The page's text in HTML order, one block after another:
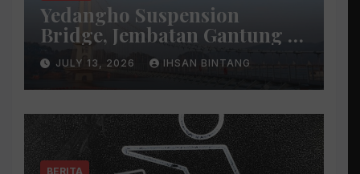
Yedangho Suspension
Bridge, Jembatan Gantung di
Atas Danau
JULY 13, 2026 IHSAN BINTANG
BERITA